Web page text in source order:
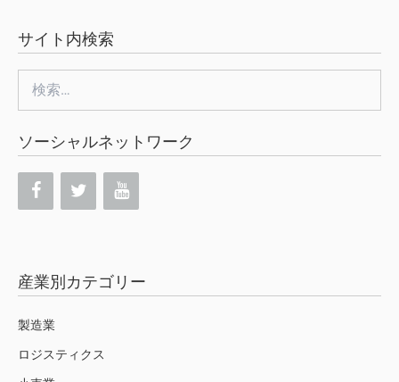
サイト内検索
索:
ソーシャルネットワーク
産業別カテゴリー
製造業
ロジスティクス